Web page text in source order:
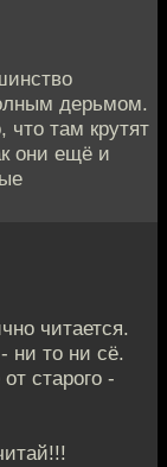
дерьмом.
что там крутят
они ещё и
читается.
ни то ни сё.
старого -